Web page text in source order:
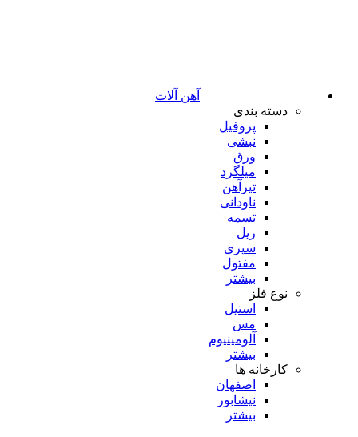
آهن آلات
دسته بندی
پروفیل
نبشی
ورق
میلگرد
تیرآهن
ناودانی
تسمه
ریل
سپری
مفتول
بیشتر
نوع فلز
استیل
مس
آلومینیوم
بیشتر
کارخانه ها
اصفهان
نیشابور
بیشتر